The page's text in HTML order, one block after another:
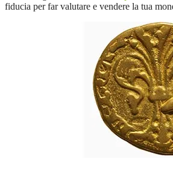
fiducia per far valutare e vendere la tua